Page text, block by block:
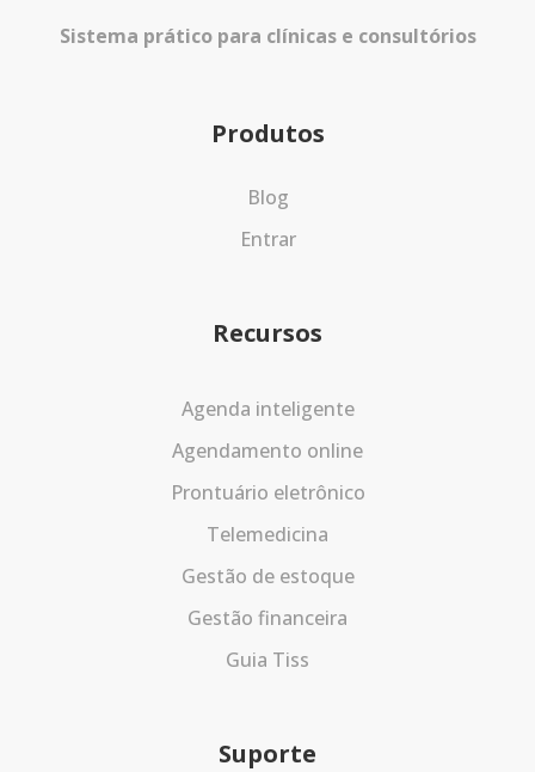
Sistema prático para clínicas e consultórios
Produtos
Blog
Entrar
Recursos
Agenda inteligente
Agendamento online
Prontuário eletrônico
Telemedicina
Gestão de estoque
Gestão financeira
Guia Tiss
Suporte